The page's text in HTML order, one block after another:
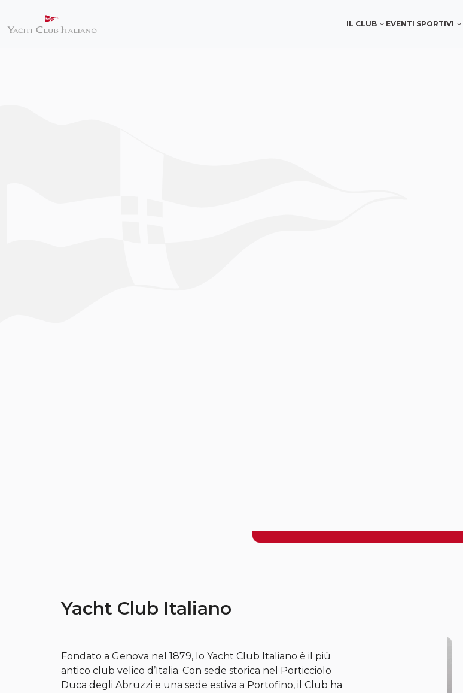
IL CLUB EVENTI SPORTIVI
Yacht Club Italiano
Fondato a Genova nel 1879, lo Yacht Club Italiano è il più
antico club velico d’Italia. Con sede storica nel Porticciolo
Duca degli Abruzzi e una sede estiva a Portofino, il Club ha